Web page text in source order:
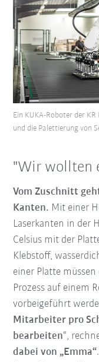
Ein KUKA-Roboter der
und die Palettierung von
"Wir wollten
Vom Zuschnitt
Kanten. Mit einer
Laserkanten in der
Celsius mit der
Klebstoff,
einer Platte
Prozess auf einem
vorbeigeführt
Mitarbeiter pro
bearbeiten“,
dabei von „Emma“